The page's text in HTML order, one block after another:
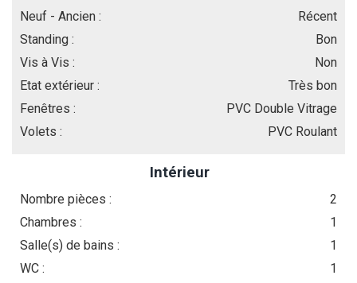
Neuf - Ancien :
Récent
Standing :
Bon
Vis à Vis :
Non
Etat extérieur :
Très bon
Fenêtres :
PVC Double Vitrage
Volets :
PVC Roulant
Intérieur
Nombre pièces :
2
Chambres :
1
Salle(s) de bains :
1
WC :
1